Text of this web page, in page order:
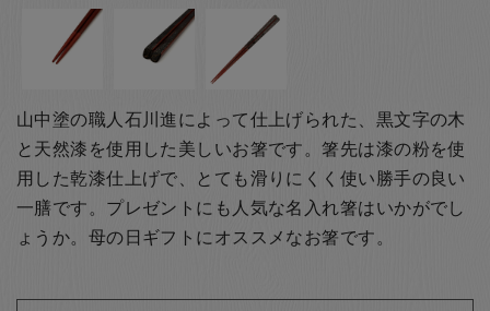
山中塗の職人石川進によって仕上げられた、黒文字の木
と天然漆を使用した美しいお箸です。箸先は漆の粉を使
用した乾漆仕上げで、とても滑りにくく使い勝手の良い
一膳です。 プレゼントにも人気な名入れ箸はいかがでし
ょうか。 母の日ギフトにオススメなお箸です。